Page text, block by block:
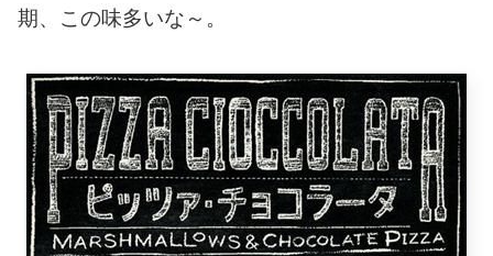
期、この味多いな～。